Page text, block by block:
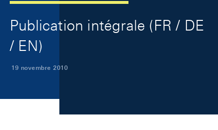
Publication intégrale (FR / DE
/ EN)
19 novembre 2010